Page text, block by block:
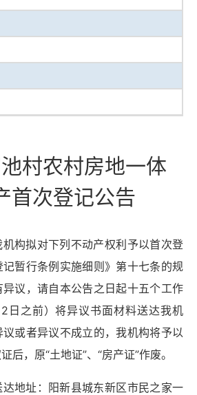
村农村房地一体
首次登记公告
构拟对下列不动产权利予以首次登
暂行条例实施细则》第十七条的规
议，请自本公告之日起十五个工作
日之前）将异议书面材料送达我机
或者异议不成立的，我机构将予以
后，原“土地证”、“房产证”作废。
地址：阳新县城东新区市民之家一